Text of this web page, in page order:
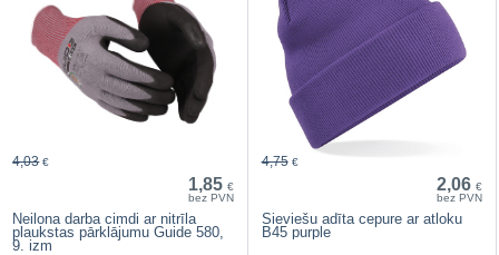
1,85 €
bez PVN
4,03 €
Neilona darba cimdi ar nitrīla
plaukstas pārklājumu Guide 580,
9. izm
2,06 €
bez PVN
4,75 €
Sieviešu adīta cepure ar atloku
B45 purple